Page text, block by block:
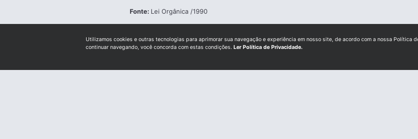
Fonte: Lei Orgânica /1990
Utilizamos cookies e outras tecnologias para aprimorar sua navegação e experiência em nosso site, de acordo com a nossa Política
continuar navegando, você concorda com estas condições. Ler Política de Privacidade.